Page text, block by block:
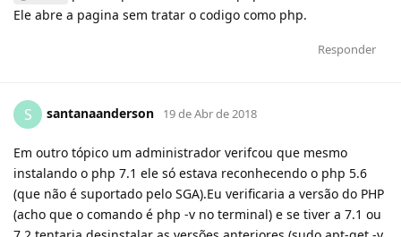
Ele abre a pagina sem tratar o codigo como php.
Responder
S santanaanderson 19 de Abr de 2018
Em outro tópico um administrador verifcou que mesmo
instalando o php 7.1 ele só estava reconhecendo o php 5.6
(que não é suportado pelo SGA).Eu verificaria a versão do PHP
(acho que o comando é php -v no terminal) e se tiver a 7.1 ou